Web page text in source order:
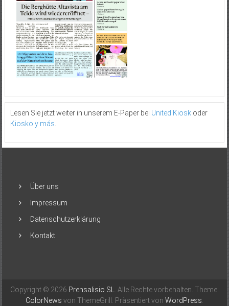
Lesen Sie jetzt weiter in unserem E-Paper bei United Kioskoder
Kiosko y más
Über uns
Impressum
Datenschutzerklärung
Kontakt
Copyright © 2026 Prensalisio SL
. Alle Rechte vorbehalten. Theme:
ColorNews von ThemeGrill. Präsentiert von WordPress